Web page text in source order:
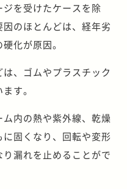
を受けたケースを除
のほとんどは、経年劣
化が原因。
、ゴムやプラスチック
す。
内の熱や紫外線、乾燥
固くなり、回転や変形
漏れを止めることがで